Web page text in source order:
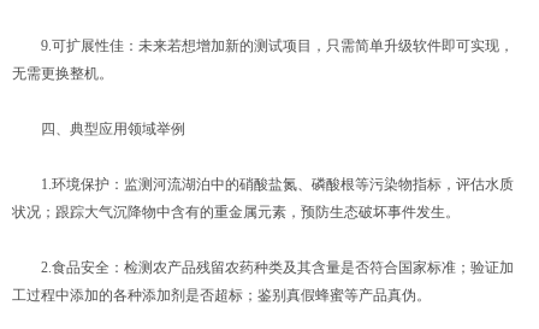
9.可扩展性佳：未来若想增加新的测试项目，只需简单升级软件即可实现，
无需更换整机。
四、典型应用领域举例
1.环境保护：监测河流湖泊中的硝酸盐氮、磷酸根等污染物指标，评估水质
状况；跟踪大气沉降物中含有的重金属元素，预防生态破坏事件发生。
2.食品安全：检测农产品残留农药种类及其含量是否符合国家标准；验证加
工过程中添加的各种添加剂是否超标；鉴别真假蜂蜜等产品真伪。